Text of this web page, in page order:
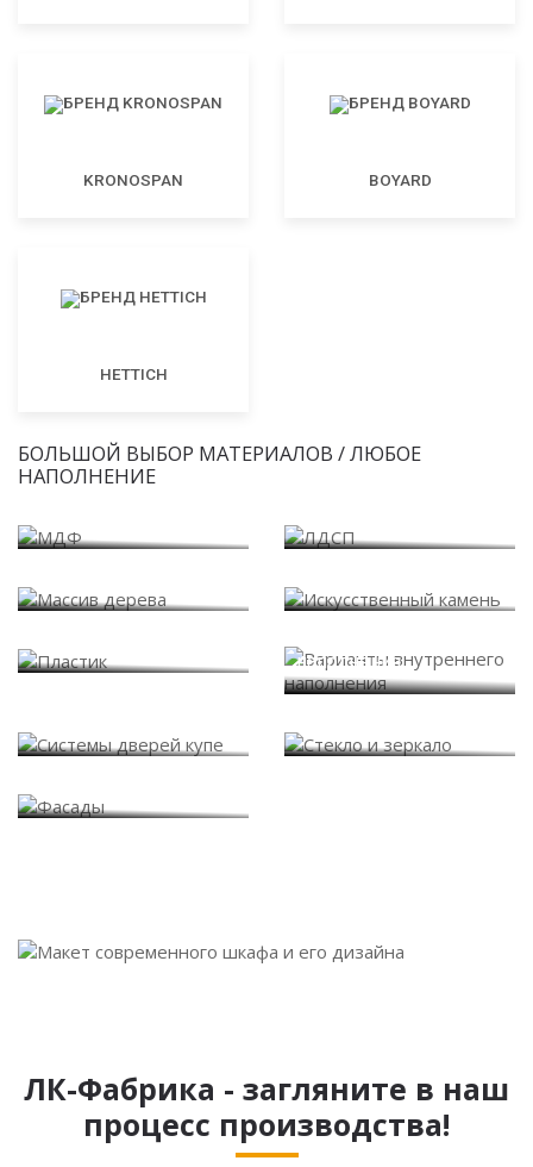
KRONOSPAN BOYARD
HETTICH
БОЛЬШОЙ ВЫБОР МАТЕРИАЛОВ / ЛЮБОЕ
НАПОЛНЕНИЕ
наполнения
ЛК-Фабрика - загляните в наш
процесс производства!